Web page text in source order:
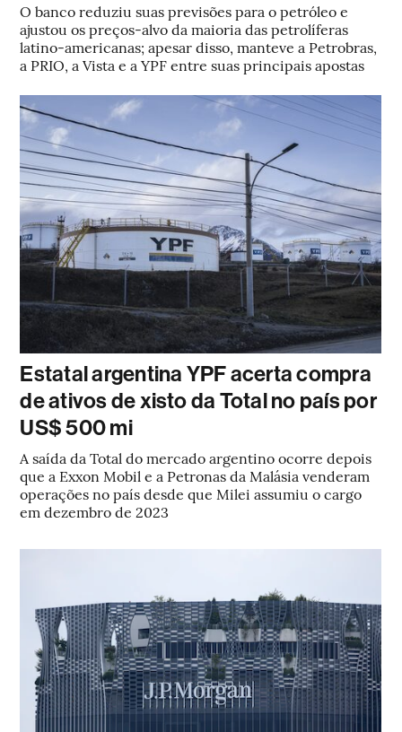
O banco reduziu suas previsões para o petróleo e
ajustou os preços-alvo da maioria das petrolíferas
latino-americanas; apesar disso, manteve a Petrobras,
a PRIO, a Vista e a YPF entre suas principais apostas
Estatal argentina YPF acerta compra
de ativos de xisto da Total no país por
US$ 500 mi
A saída da Total do mercado argentino ocorre depois
que a Exxon Mobil e a Petronas da Malásia venderam
operações no país desde que Milei assumiu o cargo
em dezembro de 2023